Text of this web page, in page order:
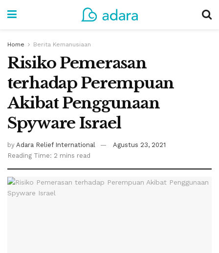
Home Berita Kemanusiaan
Risiko Pemerasan
terhadap Perempuan
Akibat Penggunaan
Spyware Israel
by Adara Relief International
Agustus 23, 2021
Reading Time: 2 mins read